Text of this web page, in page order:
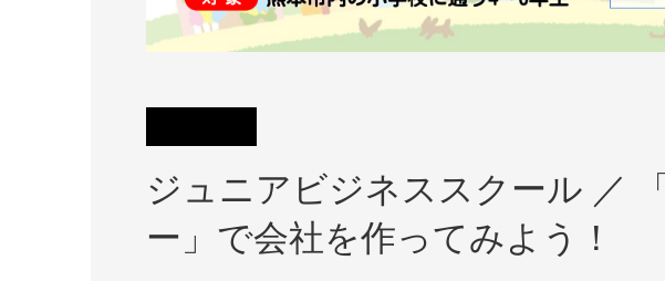
ジュニアビジネススクール ／
ー」で会社を作ってみよう！